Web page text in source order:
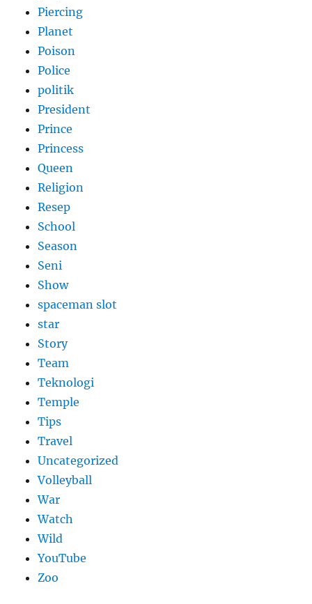
Piercing
Planet
Poison
Police
politik
President
Prince
Princess
Queen
Religion
Resep
School
Season
Seni
Show
spaceman slot
star
Story
Team
Teknologi
Temple
Tips
Travel
Uncategorized
Volleyball
War
Watch
Wild
YouTube
Zoo